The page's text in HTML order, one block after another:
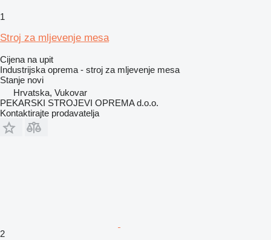
1
Stroj za mljevenje mesa
Cijena na upit
Industrijska oprema - stroj za mljevenje mesa
Stanje novi
Hrvatska, Vukovar
PEKARSKI STROJEVI OPREMA d.o.o.
Kontaktirajte prodavatelja
2